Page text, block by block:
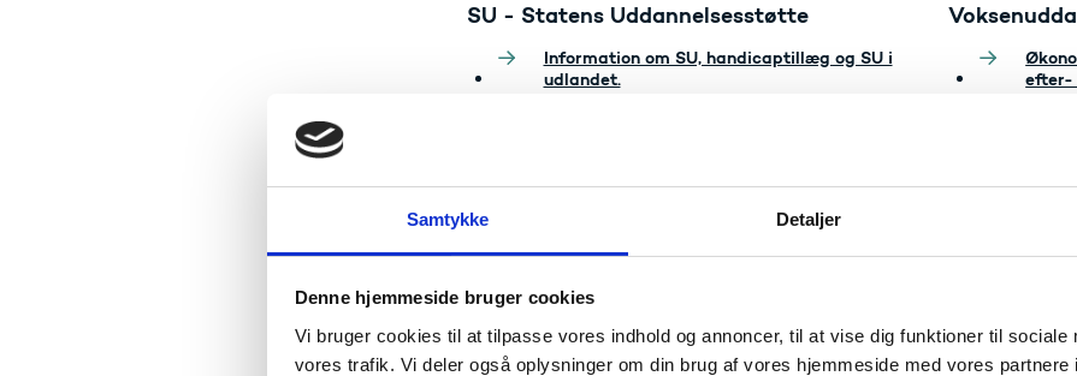
Samtykke Detaljer
Denne hjemmeside bruger cookies
Vi bruger cookies til at tilpasse vores indhold og annoncer, til at vise dig funktioner til sociale
vores trafik. Vi deler også oplysninger om din brug af vores hjemmeside med vores partnere
SU - Statens Uddannelsesstøtte
Information om SU, handicaptillæg og SU i
udlandet.
efter-
Kontakt til SU-systemet
Se, hvem du kan kontakte for at få svar på
Se